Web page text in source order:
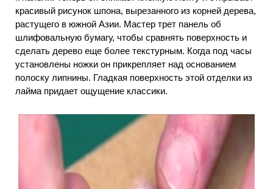
красивый рисунок шпона, вырезанного из корней дерева,
растущего в южной Азии. Мастер трет панель об
шлифовальную бумагу, чтобы сравнять поверхность и
сделать дерево еще более текстурным. Когда под часы
установлены ножки он прикрепляет над основанием
полоску липнины. Гладкая поверхность этой отделки из
лайма придает ощущение классики.